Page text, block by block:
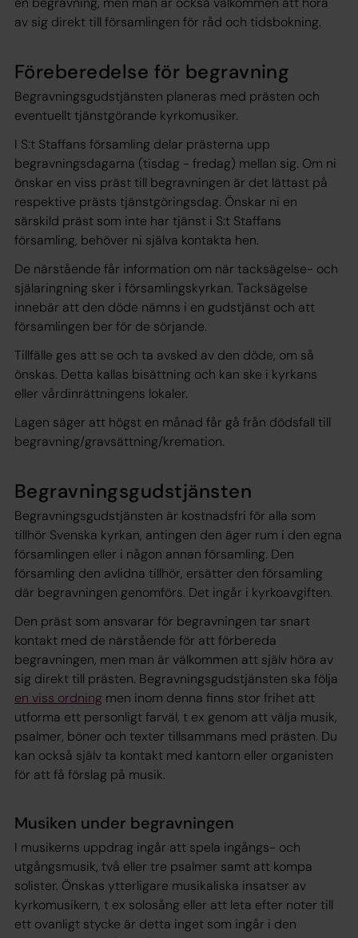
av sig direkt till församlingen för råd och tidsbokning.
Föreberedelse för begravning
Begravningsgudstjänsten planeras med prästen och
eventuellt tjänstgörande kyrkomusiker.
I S:t Staffans församling delar prästerna upp
begravningsdagarna (tisdag - fredag) mellan sig. Om ni
önskar en viss präst till begravningen är det lättast på
respektive prästs tjänstgöringsdag. Önskar ni en
särskild präst som inte har tjänst i S:t Staffans
församling, behöver ni själva kontakta hen.
De närstående får information om när tacksägelse- och
själaringning sker i församlingskyrkan. Tacksägelse
innebär att den döde nämns i en gudstjänst och att
församlingen ber för de sörjande.
Tillfälle ges att se och ta avsked av den döde, om så
önskas. Detta kallas bisättning och kan ske i kyrkans
eller vårdinrättningens lokaler.
Lagen säger att högst en månad får gå från dödsfall till
begravning/gravsättning/kremation.
Begravningsgudstjänsten
Begravningsgudstjänsten är kostnadsfri för alla som
tillhör Svenska kyrkan, antingen den äger rum i den egna
församlingen eller i någon annan församling. Den
församling den avlidna tillhör, ersätter den församling
där begravningen genomförs. Det ingår i kyrkoavgiften.
Den präst som ansvarar för begravningen tar snart
kontakt med de närstående för att förbereda
begravningen, men man är välkommen att själv höra av
sig direkt till prästen. Begravningsgudstjänsten ska följa
en viss ordning men inom denna finns stor frihet att
utforma ett personligt farväl, t ex genom att välja musik,
psalmer, böner och texter tillsammans med prästen. Du
kan också själv ta kontakt med kantorn eller organisten
för att få förslag på musik.
Musiken under begravningen
I musikerns uppdrag ingår att spela ingångs- och
utgångsmusik, två eller tre psalmer samt att kompa
solister. Önskas ytterligare musikaliska insatser av
kyrkomusikern, t ex solosång eller att leta efter noter till
ett ovanligt stycke är detta inget som ingår i den